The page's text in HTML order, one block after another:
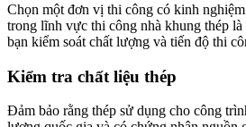
Chọn một đơn vị thi công có kinh
trong lĩnh vực thi công nhà khung thép
bạn kiểm soát chất lượng và tiến độ thi
Kiểm tra chất liệu thép
Đảm bảo rằng thép sử dụng cho công